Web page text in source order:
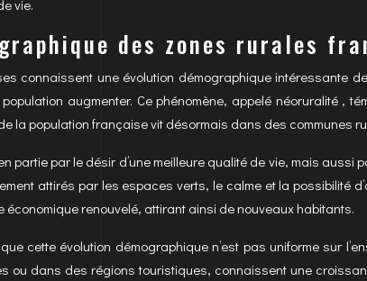
vie.
des zones rurales
connaissent une évolution démographique intéressante
augmenter. Ce phénomène, appelé néoruralité ,
la population française vit désormais dans des communes
partie par le désir d’une meilleure qualité de vie, mais
attirés par les espaces verts, le calme et la possibilité
économique renouvelé, attirant ainsi de nouveaux habitants.
cette évolution démographique n’est pas uniforme sur
ou dans des régions touristiques, connaissent une